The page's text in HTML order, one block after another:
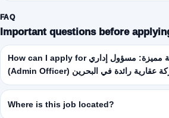
FAQ
Important questions before
How can I apply for فرصة وظيفية مميزة: مسؤول إداري
Where is this job located?